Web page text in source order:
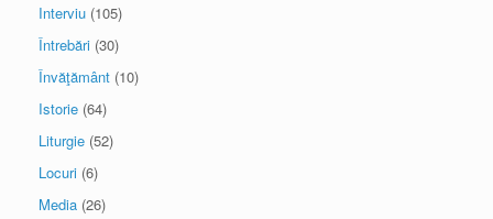
Interviu (105)
Întrebări (30)
Învăţământ (10)
Istorie (64)
Liturgie (52)
Locuri (6)
Media (26)